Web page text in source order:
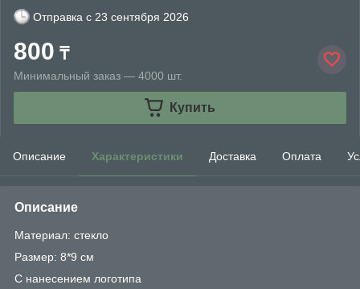
Отправка с 23 сентября 2026
800 ₸
Минимальный заказ — 4000 шт.
Купить
Описание Характеристики Доставка Оплата
Описание
Материал: стекло
Размер: 8*9 см
С нанесением логотипа